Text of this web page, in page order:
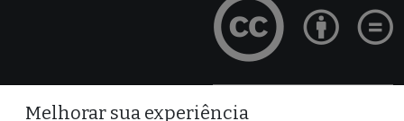
Site desenvolvido por
Melhorar sua experiência